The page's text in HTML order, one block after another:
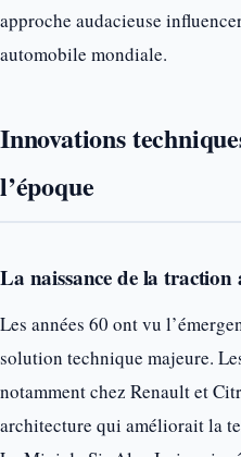
approche audacieuse
automobile mondiale.
Innovations
l’époque
La naissance de la traction
Les années 60 ont vu
solution technique majeure.
notamment chez Renault et
architecture qui améliorait la